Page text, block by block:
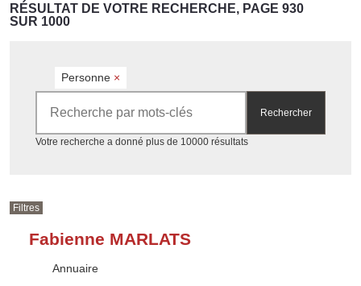
RÉSULTAT DE VOTRE RECHERCHE, PAGE 930
SUR 1000
Personne ×
Rechercher
Votre recherche a donné plus de 10000 résultatsAccéder aux résultats
Filtres
Fabienne MARLATS
Type :
Annuaire